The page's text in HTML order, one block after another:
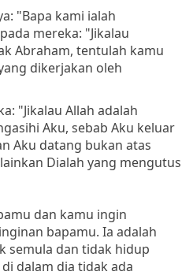
"Bapa kami ialah
mereka: "Jikalau
Abraham, tentulah kamu
dikerjakan oleh
"Jikalau Allah adalah
Aku, sebab Aku keluar
Aku datang bukan atas
Dialah yang mengutus
dan kamu ingin
bapamu. Ia adalah
semula dan tidak hidup
dalam dia tidak ada